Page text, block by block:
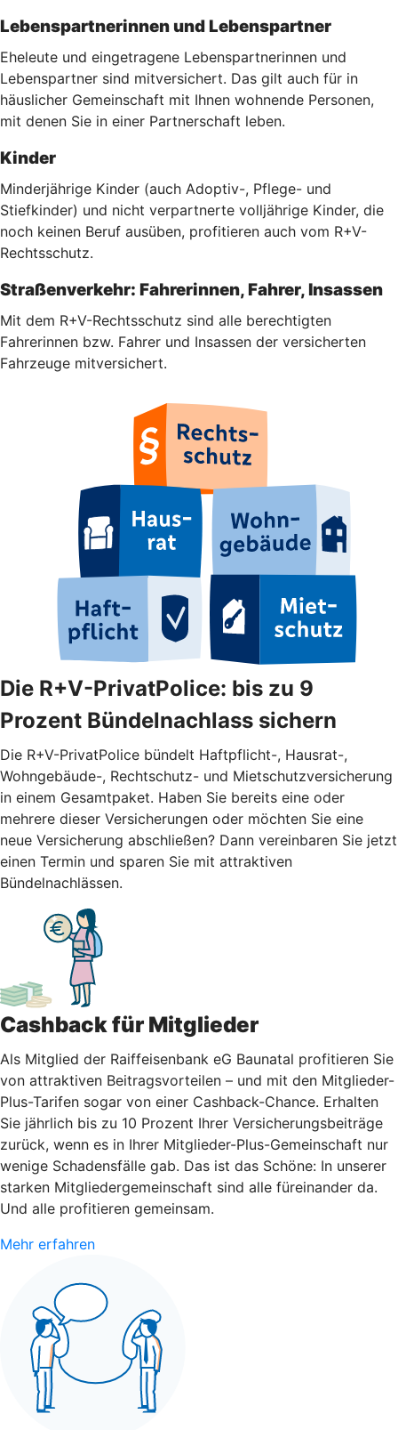
Lebenspartnerinnen und Lebenspartner
Eheleute und eingetragene Lebenspartnerinnen und
Lebenspartner sind mitversichert. Das gilt auch für in
häuslicher Gemeinschaft mit Ihnen wohnende Personen,
mit denen Sie in einer Partnerschaft leben.
Kinder
Minderjährige Kinder (auch Adoptiv-, Pflege- und
Stiefkinder) und nicht verpartnerte volljährige Kinder, die
noch keinen Beruf ausüben, profitieren auch vom R+V-
Rechtsschutz.
Straßenverkehr: Fahrerinnen, Fahrer, Insassen
Mit dem R+V-Rechtsschutz sind alle berechtigten
Fahrerinnen bzw. Fahrer und Insassen der versicherten
Fahrzeuge mitversichert.
Die R+V-PrivatPolice: bis zu 9
Prozent Bündelnachlass sichern
Die R+V-PrivatPolice bündelt Haftpflicht-, Hausrat-,
Wohngebäude-, Rechtschutz- und Mietschutzversicherung
in einem Gesamtpaket. Haben Sie bereits eine oder
mehrere dieser Versicherungen oder möchten Sie eine
neue Versicherung abschließen? Dann vereinbaren Sie jetzt
einen Termin und sparen Sie mit attraktiven
Bündelnachlässen.
Cashback für Mitglieder
Als Mitglied der Raiffeisenbank eG Baunatal profitieren Sie
von attraktiven Beitragsvorteilen – und mit den Mitglieder-
Plus-Tarifen sogar von einer Cashback-Chance. Erhalten
Sie jährlich bis zu 10 Prozent Ihrer Versicherungsbeiträge
zurück, wenn es in Ihrer Mitglieder-Plus-Gemeinschaft nur
wenige Schadensfälle gab. Das ist das Schöne: In unserer
starken Mitgliedergemeinschaft sind alle füreinander da.
Und alle profitieren gemeinsam.
Mehr erfahren